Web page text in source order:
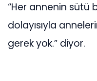
“Her annenin sütü
dolayısıyla
gerek yok.” diyor.